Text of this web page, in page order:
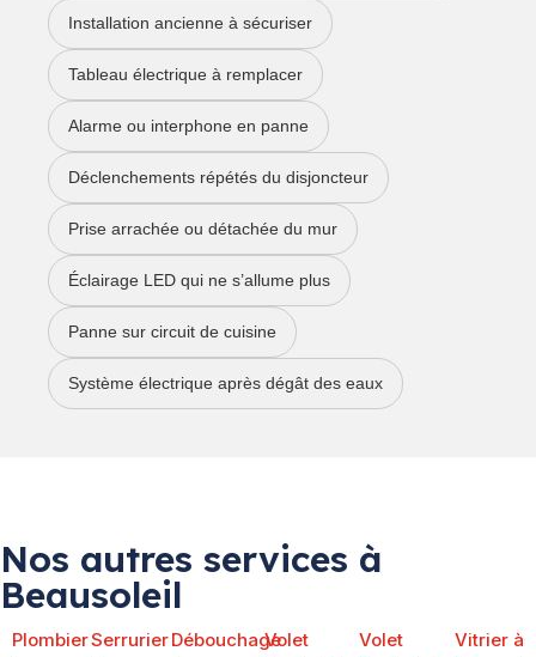
Installation ancienne à sécuriser
Tableau électrique à remplacer
Alarme ou interphone en panne
Déclenchements répétés du disjoncteur
Prise arrachée ou détachée du mur
Éclairage LED qui ne s’allume plus
Panne sur circuit de cuisine
Système électrique après dégât des eaux
Nos autres services à
Beausoleil
PlombierSerrurierDébouchageVolet
Volet
Vitrier à